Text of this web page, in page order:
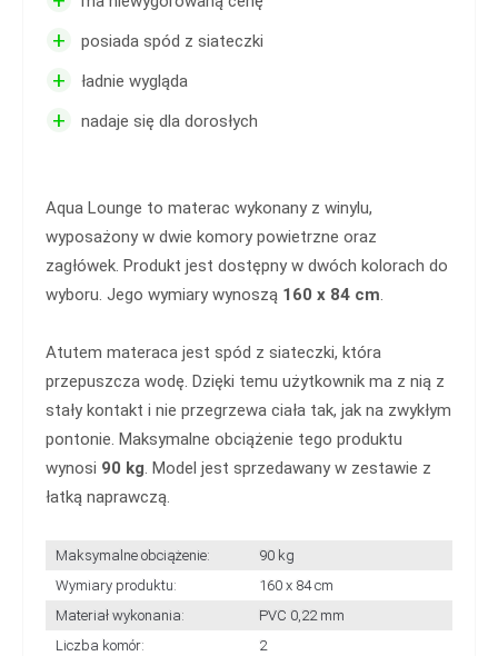
+ posiada spód z siateczki
+ ładnie wygląda
+ nadaje się dla dorosłych
Aqua Lounge to materac wykonany z winylu,
wyposażony w dwie komory powietrzne oraz
zagłówek. Produkt jest dostępny w dwóch kolorach do
wyboru. Jego wymiary wynoszą 160 x 84 cm.
Atutem materaca jest spód z siateczki, która
przepuszcza wodę. Dzięki temu użytkownik ma z nią z
stały kontakt i nie przegrzewa ciała tak, jak na zwykłym
pontonie. Maksymalne obciążenie tego produktu
wynosi 90 kg. Model jest sprzedawany w zestawie z
łatką naprawczą.
Maksymalne obciążenie:
90 kg
Wymiary produktu:
160 x 84 cm
Materiał wykonania:
PVC 0,22 mm
Liczba komór:
2